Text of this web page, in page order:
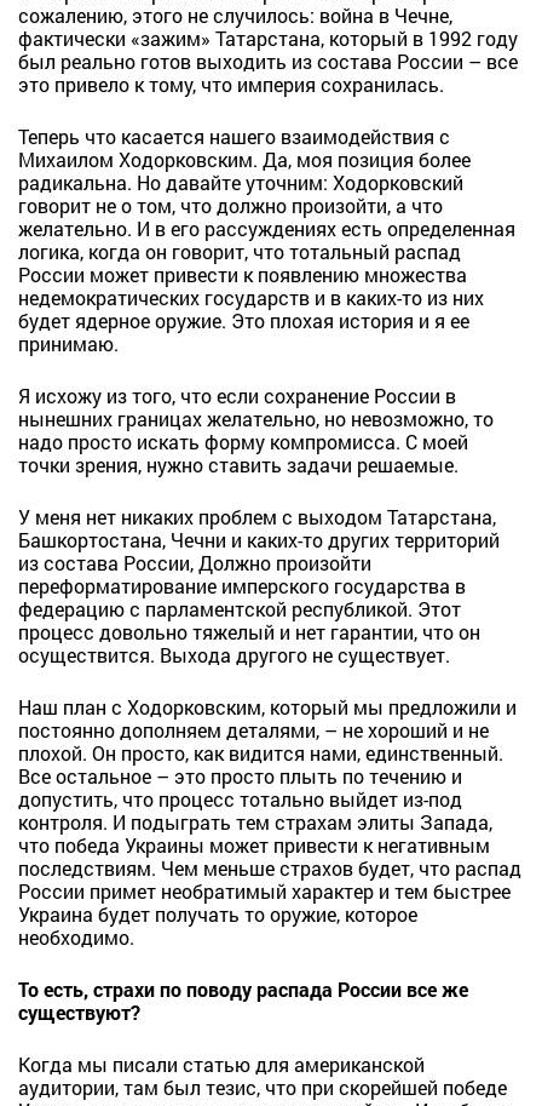
сожалению, этого не случилось: война в Чечне,
фактически «зажим» Татарстана, который в 1992 году
был реально готов выходить из состава России – все
это привело к тому, что империя сохранилась.
Теперь что касается нашего взаимодействия с
Михаилом Ходорковским. Да, моя позиция более
радикальна. Но давайте уточним: Ходорковский
говорит не о том, что должно произойти, а что
желательно. И в его рассуждениях есть определенная
логика, когда он говорит, что тотальный распад
России может привести к появлению множества
недемократических государств и в каких-то из них
будет ядерное оружие. Это плохая история и я ее
принимаю.
Я исхожу из того, что если сохранение России в
нынешних границах желательно, но невозможно, то
надо просто искать форму компромисса. С моей
точки зрения, нужно ставить задачи решаемые.
У меня нет никаких проблем с выходом Татарстана,
Башкортостана, Чечни и каких-то других территорий
из состава России, Должно произойти
переформатирование имперского государства в
федерацию с парламентской республикой. Этот
процесс довольно тяжелый и нет гарантии, что он
осуществится. Выхода другого не существует.
Наш план с Ходорковским, который мы предложили и
постоянно дополняем деталями, – не хороший и не
плохой. Он просто, как видится нами, единственный.
Все остальное – это просто плыть по течению и
допустить, что процесс тотально выйдет из-под
контроля. И подыграть тем страхам элиты Запада,
что победа Украины может привести к негативным
последствиям. Чем меньше страхов будет, что распад
России примет необратимый характер и тем быстрее
Украина будет получать то оружие, которое
необходимо.
То есть, страхи по поводу распада России все же
существуют?
Когда мы писали статью для американской
аудитории, там был тезис, что при скорейшей победе